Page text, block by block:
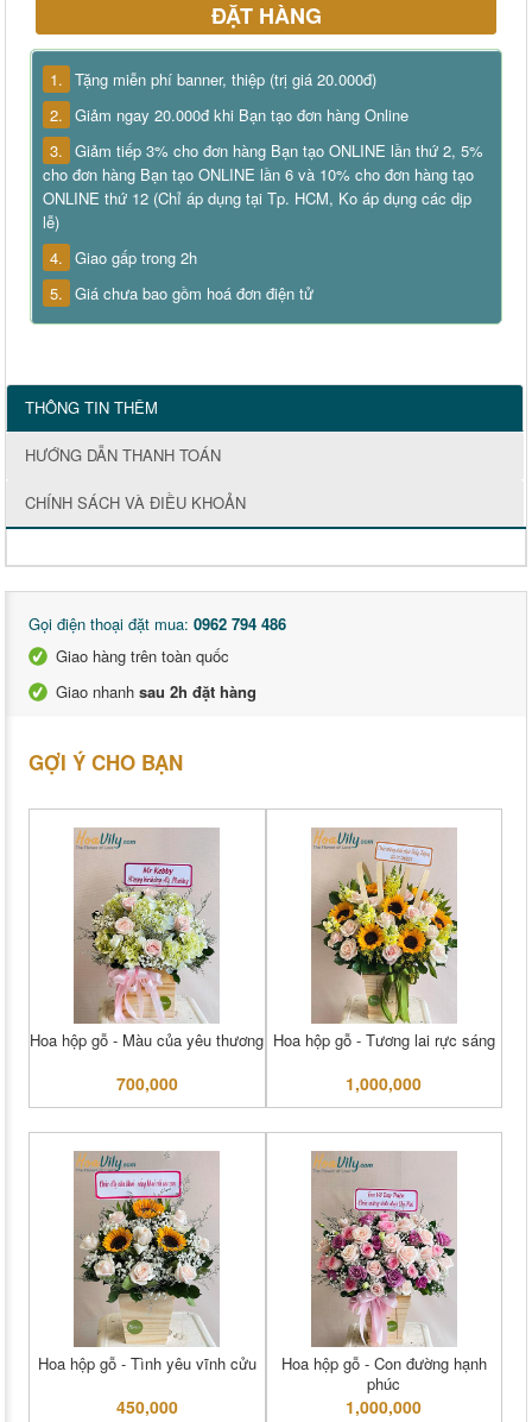
ĐẶT HÀNG
1. Tặng miễn phí banner, thiệp (trị giá 20.000đ)
2. Giảm ngay 20.000đ khi Bạn tạo đơn hàng Online
3. Giảm tiếp 3% cho đơn hàng Bạn tạo ONLINE lần thứ 2, 5%
cho đơn hàng Bạn tạo ONLINE lần 6 và 10% cho đơn hàng tạo
ONLINE thứ 12 (Chỉ áp dụng tại Tp. HCM, Ko áp dụng các dịp
lễ)
4. Giao gấp trong 2h
5. Giá chưa bao gồm hoá đơn điện tử
THÔNG TIN THÊM
HƯỚNG DẪN THANH TOÁN
CHÍNH SÁCH VÀ ĐIỀU KHOẢN
Gọi điện thoại đặt mua: 0962 794 486
Giao hàng trên toàn quốc
Giao nhanh sau 2h đặt hàng
GỢI Ý CHO BẠN
Hoa hộp gỗ - Màu của yêu thương
700,000
Hoa hộp gỗ - Tương lai rực sáng
1,000,000
Hoa hộp gỗ - Tình yêu vĩnh cửu
450,000
Hoa hộp gỗ - Con đường hạnh
phúc
1,000,000